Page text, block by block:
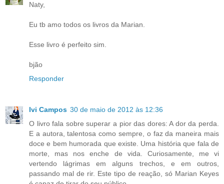
Naty,
Eu tb amo todos os livros da Marian.
Esse livro é perfeito sim.
bjão
Responder
Ivi Campos 30 de maio de 2012 às 12:36
O livro fala sobre superar a pior das dores: A dor da perda.
E a autora, talentosa como sempre, o faz da maneira mais
doce e bem humorada que existe. Uma história que fala de
morte, mas nos enche de vida. Curiosamente, me vi
vertendo lágrimas em alguns trechos, e em outros,
passando mal de rir. Este tipo de reação, só Marian Keyes